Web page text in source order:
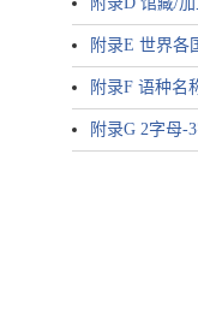
附录E 世界各
附录F 语种名
附录G 2字母-